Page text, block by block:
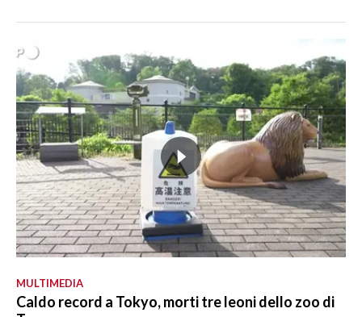
MULTIMEDIA
Caldo record a Tokyo, morti tre leoni dello zoo di